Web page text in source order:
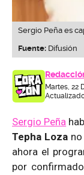
Sergio Peña es
Fuente: Difusión
Martes, 22
Sergio Peña
Tepha Loza
ahora el
por